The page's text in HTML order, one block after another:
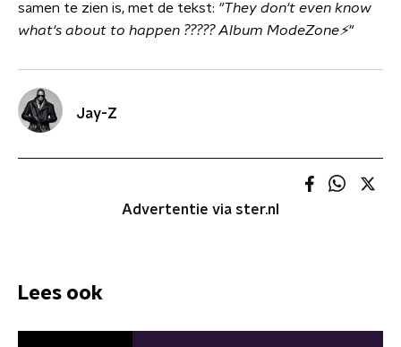
samen te zien is, met de tekst: "They don't even know
what's about to happen ????? Album ModeZone⚡️"
Jay-Z
Advertentie via ster.nl
Lees ook